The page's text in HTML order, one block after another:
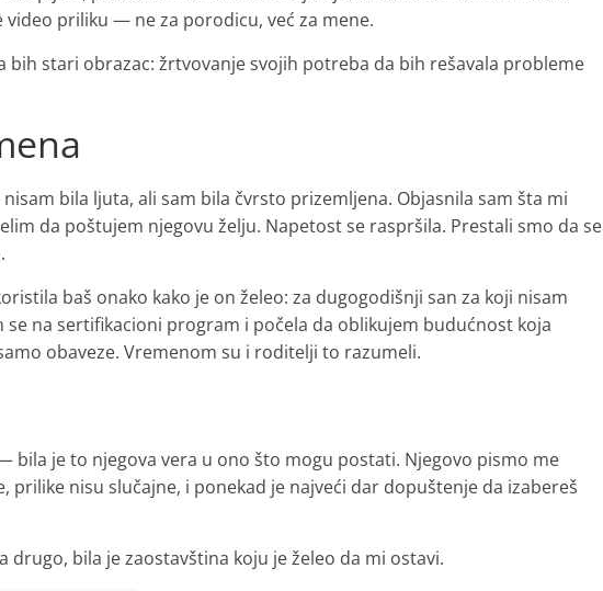
video priliku — ne za porodicu, već za mene.
bih stari obrazac: žrtvovanje svojih potreba da bih rešavala probleme
bila ljuta, ali sam bila čvrsto prizemljena. Objasnila sam šta mi
da poštujem njegovu želju. Napetost se raspršila. Prestali smo da se
baš onako kako je on želeo: za dugogodišnji san za koji nisam
se na sertifikacioni program i počela da oblikujem budućnost koja
obaveze. Vremenom su i roditelji to razumeli.
bila je to njegova vera u ono što mogu postati. Njegovo pismo me
prilike nisu slučajne, i ponekad je najveći dar dopuštenje da izabereš
drugo, bila je zaostavština koju je želeo da mi ostavi.